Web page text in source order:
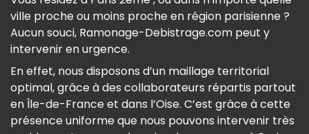
ville proche ou moins proche en région parisienne ?
Aucun souci, Ramonage-Debistrage.com peut y
intervenir en urgence.
En effet, nous disposons d’un maillage territorial
optimal, grâce à des collaborateurs répartis partout
en Île-de-France et dans l’Oise. C’est grâce à cette
présence uniforme que nous pouvons intervenir très